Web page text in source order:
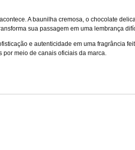
A baunilha cremosa, o chocolate
sua passagem em uma lembrança
e autenticidade em uma fragrância
meio de canais oficiais da marca.